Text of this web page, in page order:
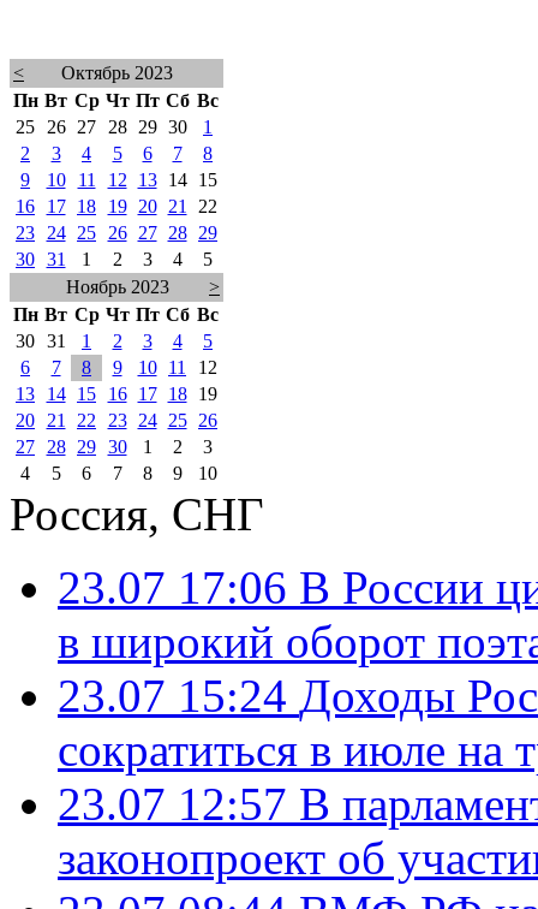
<
Октябрь 2023
Пн Вт Ср Чт Пт Сб Вс
25
26 27 28 29 30
1
2
3 4 5 6 7
8
9
10 11 12 13 14
15
16
17 18 19 20 21
22
23
24 25 26 27 28
29
30 31 1 2 3 4
5
Ноябрь 2023
>
Пн Вт Ср Чт Пт Сб Вс
30 31 1 2 3 4
5
6
7 8 9 10 11
12
13
14 15 16 17 18
19
20
21 22 23 24 25
26
27
28 29 30 1 2
3
4
5 6 7 8 9 10
Россия, СНГ
23.07 17:06 В России
в широкий оборот
23.07 15:24 Доходы
сократиться в июле на
23.07 12:57 В
законопроект об